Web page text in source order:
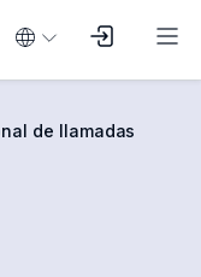
de llamadas